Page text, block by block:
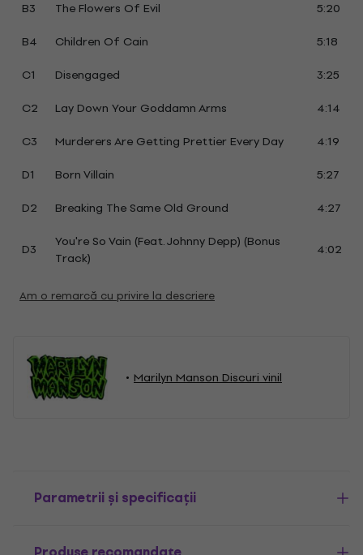
B3 The Flowers Of Evil
5:20
B4
Children Of Cain
5:18
C1
Disengaged
3:25
C2
Lay Down Your Goddamn Arms
4:14
C3
Murderers Are Getting Prettier Every Day
4:19
D1
Born Villain
5:27
D2
Breaking The Same Old Ground 4:27
D3
You're So Vain (Feat. Johnny Depp) (Bonus
Track)
4:02
Am o remarcă cu privire la descriere
Marilyn Manson Discuri vinil
Parametrii și specificații